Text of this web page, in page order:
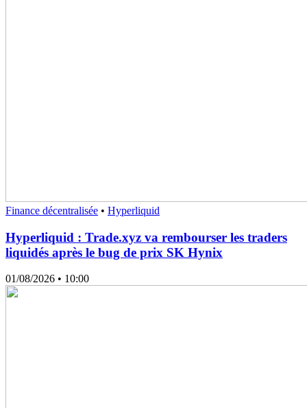
Finance décentralisée • Hyperliquid
Hyperliquid : Trade.xyz va rembourser les traders
liquidés après le bug de prix SK Hynix
01/08/2026 • 10:00